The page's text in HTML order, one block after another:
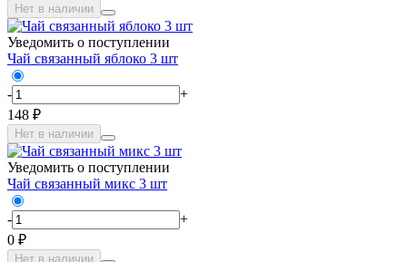
Нет в наличии
Уведомить о поступлении
Чай связанный яблоко 3 шт
-
+
148 ₽
Нет в наличии
Уведомить о поступлении
Чай связанный микс 3 шт
-
+
0 ₽
Нет в наличии